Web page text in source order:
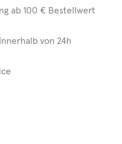
ab 100 € Bestellwert
von 24h